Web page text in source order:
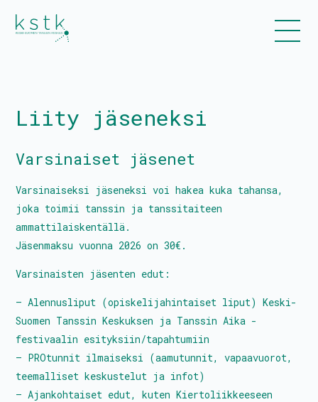
Kalenteri
Ohjelmisto
Liput
Uutiset
Tanssiinkutsu-yleisötyökonsepti
Tanssitaiteilijat
Liity jäseneksi
Varsinaiset jäsenet
Varsinaiseksi jäseneksi voi hakea kuka tahansa,
joka toimii tanssin ja tanssitaiteen
ammattilaiskentällä.
Jäsenmaksu vuonna 2026 on 30€.
Varsinaisten jäsenten edut:
– Alennusliput (opiskelijahintaiset liput) Keski-
Suomen Tanssin Keskuksen ja Tanssin Aika -
festivaalin esityksiin/tapahtumiin
– PROtunnit ilmaiseksi (aamutunnit, vapaavuorot,
teemalliset keskustelut ja infot)
– Ajankohtaiset edut, kuten Kiertoliikkeeseen